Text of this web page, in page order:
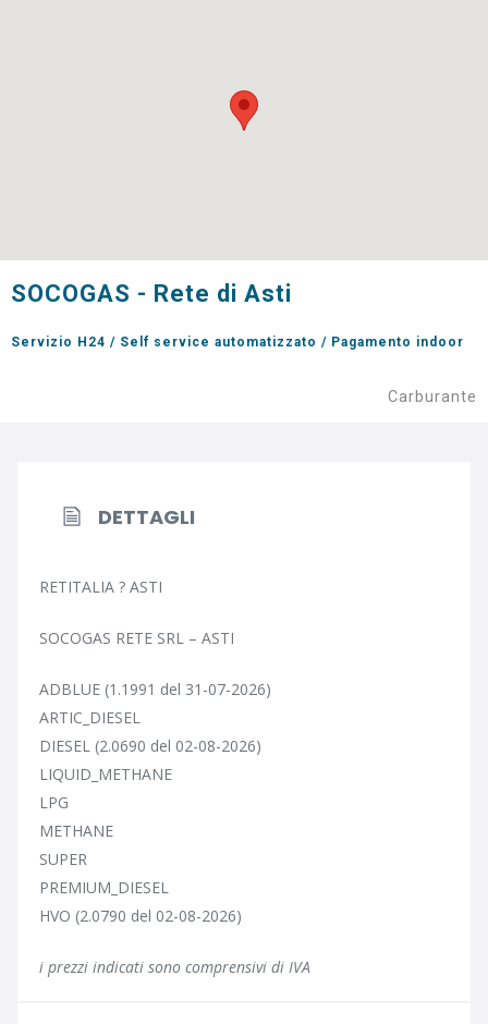
SOCOGAS - Rete di Asti
Servizio H24 / Self service automatizzato / Pagamento indoor
Carburante
DETTAGLI
RETITALIA ? ASTI
SOCOGAS RETE SRL – ASTI
ADBLUE (1.1991 del 31-07-2026)
ARTIC_DIESEL
DIESEL (2.0690 del 02-08-2026)
LIQUID_METHANE
LPG
METHANE
SUPER
PREMIUM_DIESEL
HVO (2.0790 del 02-08-2026)
i prezzi indicati sono comprensivi di IVA